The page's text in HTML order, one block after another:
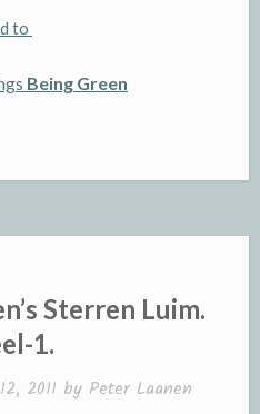
Being Green
2011
in een periode van 2